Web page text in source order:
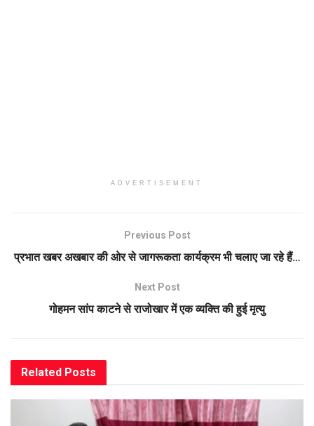
ADVERTISEMENT
Previous Post
प्रभात खबर अखबार की ओर से जागरूकता कार्यक्रम भी चलाए जा रहे हैं…
Next Post
गोहमन सांप काटने से राजोखार में एक व्यक्ति की हुई मृत्यु
Related Posts